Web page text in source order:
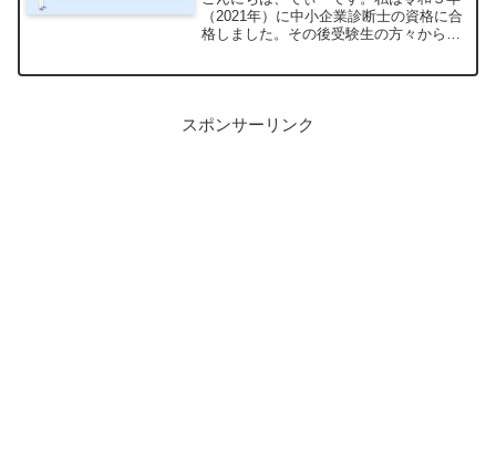
（2021年）に中小企業診断士の資格に合
格しました。その後受験生の方々から
スポンサーリンク